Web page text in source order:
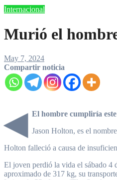
Internacional
Murió el
May 7, 2024
Compartir noticia
◀ El hombre cumpliría
Jason Holton, es el
Holton falleció a causa de
El joven perdió la vida el sábado 4
aproximado de 317 kg, su